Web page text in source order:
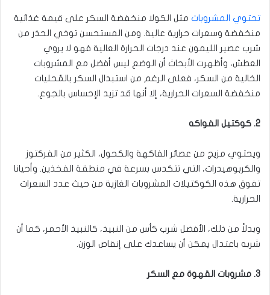
تحتوي المشروبات مثل الكولا منخفضة السكر على قيمة غذائية
منخفضة وسعرات حرارية عالية. ومن المستحسن توخي الحذر من
شرب عصير الليمون عند درجات الحرارة العالية فهو لا يروي
العطش، وأظهرت الأبحاث أن الوضع ليس أفضل مع المشروبات
الخالية من السكر، فعلى الرغم من استبدال السكر بالمُحليات
منخفضة السعرات الحرارية، إلا أنها قد تزيد الإحساس بالجوع.
2. كوكتيل الفواكه
ويحتوي مزيج من عصائر الفاكهة والكحول، الكثير من الفركتوز
والكربوهيدرات، التي تتكدس بسرعة في منطقة الفخذين. وأحيانا
تفوق هذه الكوكتيلات المشروبات الغازية من حيث عدد السعرات
الحرارية.
وبدلاً من ذلك، الأفضل شرب كأس من النبيذ، كالنبيذ الأحمر، كما أن
شربه باعتدال يمكن أن يساعدك على إنقاص الوزن.
3. مشروبات القهوة مع السكر